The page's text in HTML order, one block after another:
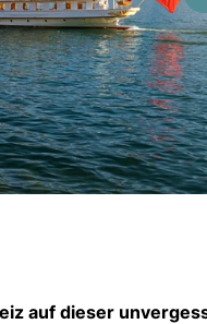
auf dieser